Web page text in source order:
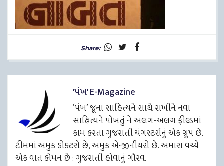
Share:
'પંખ' E-Magazine
‘પંખ’ જૂના સાહિત્યને સાથે રાખીને નવા
સાહિત્યને પોંખતું ને અલગ-અલગ ફીલ્ડમાં
કામ કરતા ગુજરાતી યંગસ્ટર્સનું એક ગ્રુપ છે.
ટીમમાં અમુક ડોક્ટરો છે, અમુક એન્જીનીયરો છે. અમારા વચ્ચે
એક વાત કોમન છે : ગુજરાતી હોવાનું ગૌરવ.